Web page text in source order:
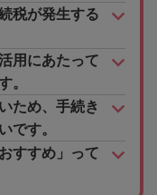
税が発生する
用にあたって
。
ため、手続き
です。
すすめ」って